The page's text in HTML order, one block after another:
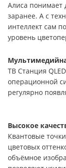
Алиса понимает
заранее. А с
интеллект сам
уровень
ТВ Станция
операционной
регулярно
Высокое
Квантовые
цветовых
объёмное